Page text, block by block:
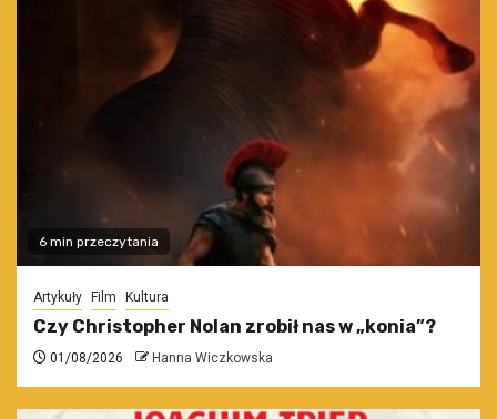
6 min przeczytania
Artykuły Film Kultura
Czy Christopher Nolan zrobił nas w „konia”?
01/08/2026 Hanna Wiczkowska